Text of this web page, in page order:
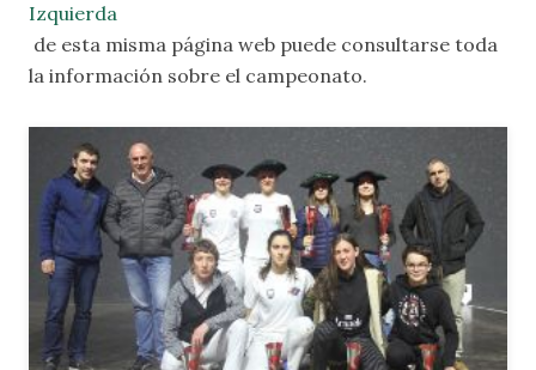
Izquierda
de esta misma página web puede consultarse toda
la información sobre el campeonato.